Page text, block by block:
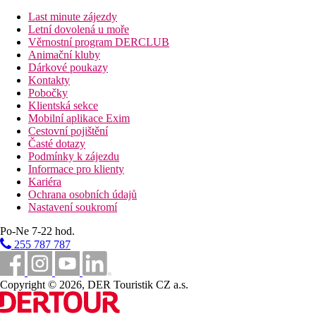
Vzdálenosti
40 km
Vzdálenost od nejbližšího letiště
100 m
Vzdálenost k pláži
Pláž
Druh pláže
Lehátka a slunečníky na pláži zdarma
Hotel přímo u pláže
Plážová dovolená
Bazény
Bar u bazénu
Lehátka u bazénu
Slunečníky u bazénu
Last minute zájezdy
Letní dovolená u moře
Věrnostní program DERCLUB
Animační kluby
Dárkové poukazy
Kontakty
Pobočky
Klientská sekce
Mobilní aplikace Exim
Cestovní pojištění
Časté dotazy
Podmínky k zájezdu
Informace pro klienty
Kariéra
Ochrana osobních údajů
Nastavení soukromí
Po-Ne 7-22 hod.
255 787 787
Copyright © 2026, DER Touristik CZ a.s.